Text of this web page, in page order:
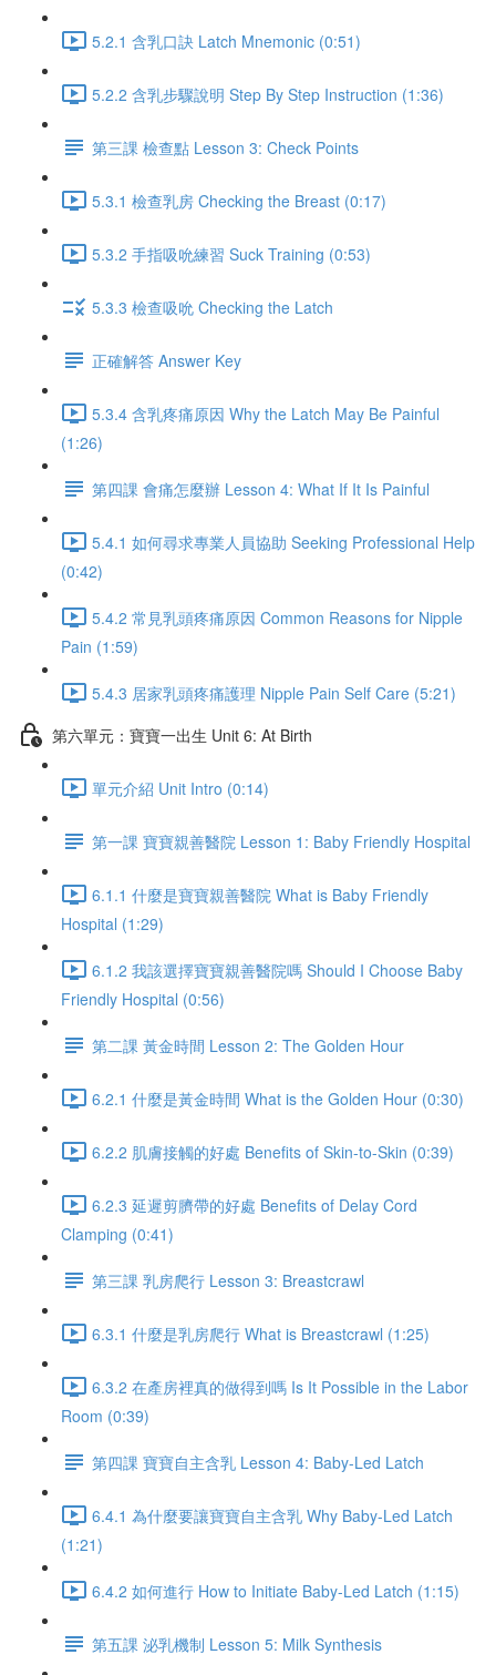
5.2.1 含乳口訣 Latch Mnemonic (0:51)
5.2.2 含乳步驟說明 Step By Step Instruction (1:36)
第三課 檢查點 Lesson 3: Check Points
5.3.1 檢查乳房 Checking the Breast (0:17)
5.3.2 手指吸吮練習 Suck Training (0:53)
5.3.3 檢查吸吮 Checking the Latch
正確解答 Answer Key
5.3.4 含乳疼痛原因 Why the Latch May Be Painful
(1:26)
第四課 會痛怎麼辦 Lesson 4: What If It Is Painful
5.4.1 如何尋求專業人員協助 Seeking Professional Help
(0:42)
5.4.2 常見乳頭疼痛原因 Common Reasons for Nipple
Pain (1:59)
5.4.3 居家乳頭疼痛護理 Nipple Pain Self Care (5:21)
第六單元：寶寶一出生 Unit 6: At Birth
單元介紹 Unit Intro (0:14)
第一課 寶寶親善醫院 Lesson 1: Baby Friendly Hospital
6.1.1 什麼是寶寶親善醫院 What is Baby Friendly
Hospital (1:29)
6.1.2 我該選擇寶寶親善醫院嗎 Should I Choose Baby
Friendly Hospital (0:56)
第二課 黃金時間 Lesson 2: The Golden Hour
6.2.1 什麼是黃金時間 What is the Golden Hour (0:30)
6.2.2 肌膚接觸的好處 Benefits of Skin-to-Skin (0:39)
6.2.3 延遲剪臍帶的好處 Benefits of Delay Cord
Clamping (0:41)
第三課 乳房爬行 Lesson 3: Breastcrawl
6.3.1 什麼是乳房爬行 What is Breastcrawl (1:25)
6.3.2 在產房裡真的做得到嗎 Is It Possible in the Labor
Room (0:39)
第四課 寶寶自主含乳 Lesson 4: Baby-Led Latch
6.4.1 為什麼要讓寶寶自主含乳 Why Baby-Led Latch
(1:21)
6.4.2 如何進行 How to Initiate Baby-Led Latch (1:15)
第五課 泌乳機制 Lesson 5: Milk Synthesis